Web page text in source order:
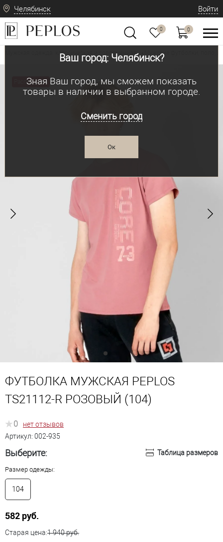
Челябинск
Ваш город: Челябинск?
Зная Ваш город, мы сможем показать
товары в наличии в выбранном городе.
Сменить город
Ок
Войти
0 0
Мужская одежда: классическая и современная Мужские футболки, поло,
Распродажа
ФУТБОЛКА МУЖСКАЯ PEPLOS
TS21112-R РОЗОВЫЙ (104)
0
нет отзывов
Артикул: 002-935
Выберите: Таблица размеров
Размер одежды:
104
582 руб.
Старая цена:1 940 руб.